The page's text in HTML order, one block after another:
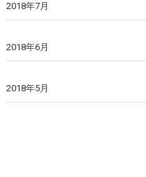
2018年7月
2018年6月
2018年5月